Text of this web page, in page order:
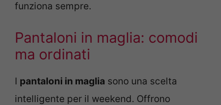
funziona sempre.
Pantaloni in maglia: comodi
ma ordinati
I pantaloni in maglia sono una scelta
intelligente per il weekend. Offrono